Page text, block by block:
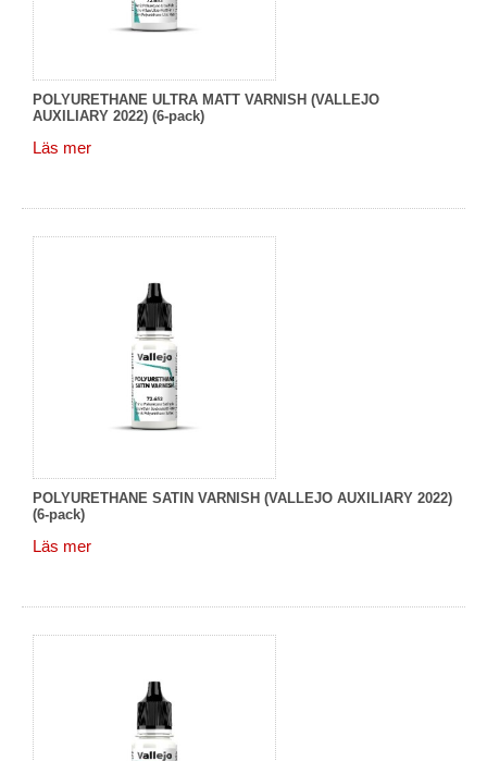
POLYURETHANE ULTRA MATT VARNISH (VALLEJO
AUXILIARY 2022) (6-pack)
Läs mer
POLYURETHANE SATIN VARNISH (VALLEJO AUXILIARY 2022)
(6-pack)
Läs mer